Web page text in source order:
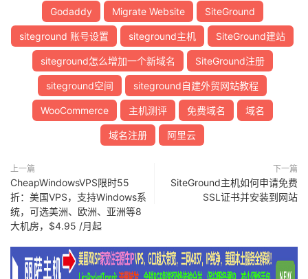
Godaddy Migrate Website SiteGround
siteground 账号设置 siteground主机 SiteGround建站
siteground怎么增加一个新域名 SiteGround注册
siteground空间 siteground自建外贸网站教程
WooCommerce 主机测评 免费域名 域名
域名注册 阿里云
上一篇
CheapWindowsVPS限时55
折：美国VPS，支持Windows系
统，可选美洲、欧洲、亚洲等8
大机房，$4.95 /月起
下一篇
SiteGround主机如何申请免费
SSL证书并安装到网站